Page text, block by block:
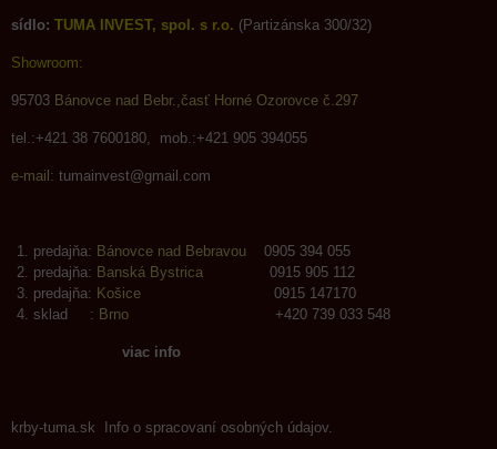
sídlo: TUMA INVEST, spol. s r.o. (Partizánska 300/32)
Showroom:
95703 Bánovce nad Bebr.,časť Horné Ozorovce č.297
tel.:+421 38 7600180, mob.:+421 905 394055
e-mail: tumainvest@gmail.com
predajňa: Bánovce nad Bebravou 0905 394 055
predajňa: Banská Bystrica 0915 905 112
predajňa: Košice 0915 147170
sklad : Brno +420 739 033 548
viac info
krby-tuma.sk Info o spracovaní osobných údajov.